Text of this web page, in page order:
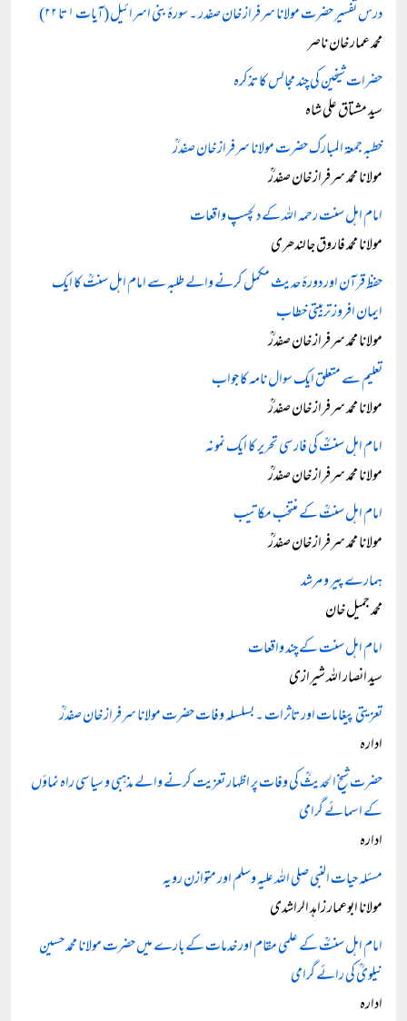
درس تفسیر حضرت مولانا سرفراز خان صفدر ۔ سورۂ بنی اسرائیل (آیات ۱ تا ۲۲)
محمد عمار خان ناصر
حضرات شیخین کی چند مجالس کا تذکرہ
سید مشتاق علی شاہ
خطبہ جمعۃ المبارک حضرت مولانا سرفراز خان صفدرؒ
مولانا محمد سرفراز خان صفدرؒ
امام اہل سنت رحمہ اللہ کے دلچسپ واقعات
مولانا محمد فاروق جالندھری
حفظ قرآن اور دورۂ حدیث مکمل کرنے والے طلبہ سے امام اہل سنتؒ کا ایک
ایمان افروز تربیتی خطاب
مولانا محمد سرفراز خان صفدرؒ
تعلیم سے متعلق ایک سوال نامہ کا جواب
مولانا محمد سرفراز خان صفدرؒ
امام اہل سنتؒ کی فارسی تحریر کا ایک نمونہ
مولانا محمد سرفراز خان صفدرؒ
امام اہل سنتؒ کے منتخب مکاتیب
مولانا محمد سرفراز خان صفدرؒ
ہمارے پیر و مرشد
محمد جمیل خان
امام اہل سنت کے چند واقعات
سید انصار اللہ شیرازی
تعزیتی پیغامات اور تاثرات ۔ بسلسلہ وفات حضرت مولانا سرفراز خان صفدرؒ
ادارہ
حضرت شیخ الحدیثؒ کی وفات پر اظہار تعزیت کرنے والے مذہبی و سیاسی راہ نماؤں
کے اسمائے گرامی
ادارہ
مسئلہ حیات النبی صلی اللہ علیہ وسلم اور متوازن رویہ
مولانا ابوعمار زاہد الراشدی
امام اہل سنتؒ کے علمی مقام اور خدمات کے بارے میں حضرت مولانا محمد حسین
نیلویؒ کی رائے گرامی
ادارہ